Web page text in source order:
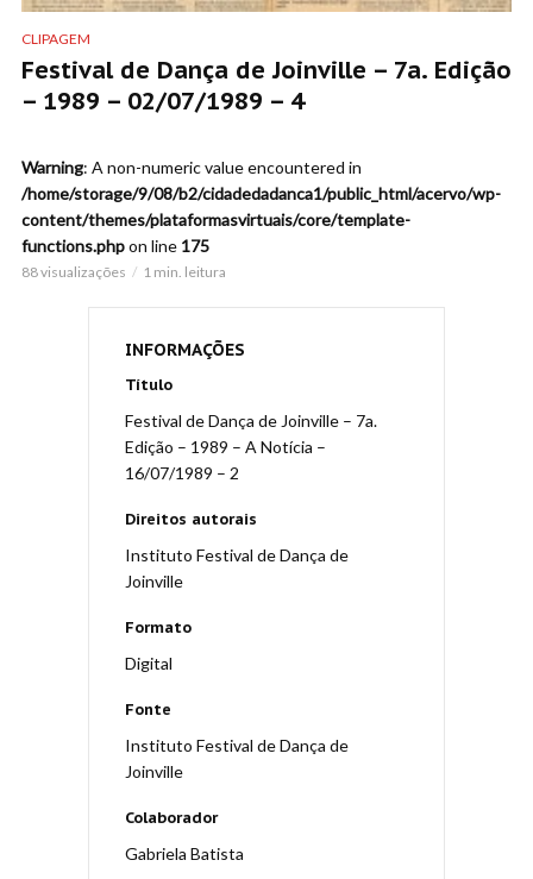
CLIPAGEM
Festival de Dança de Joinville – 7a. Edição
– 1989 – 02/07/1989 – 4
Warning: A non-numeric value encountered in
/home/storage/9/08/b2/cidadedadanca1/public_html/acervo/wp-
content/themes/plataformasvirtuais/core/template-
functions.phpon line 175
88 visualizações 1 min. leitura
INFORMAÇÕES
Título
Festival de Dança de Joinville – 7a.
Edição – 1989 – A Notícia –
16/07/1989 – 2
Direitos autorais
Instituto Festival de Dança de
Joinville
Formato
Digital
Fonte
Instituto Festival de Dança de
Joinville
Colaborador
Gabriela Batista